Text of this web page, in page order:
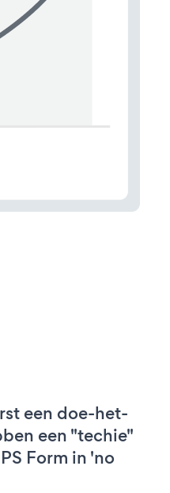
een doe-het-
een "techie"
Form in 'no